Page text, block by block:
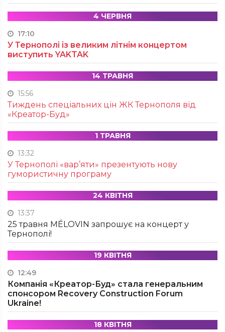
4 ЧЕРВНЯ
17:10
У Тернополі із великим літнім концертом
виступить YAKTAK
14 ТРАВНЯ
15:56
Тиждень спеціальних цін ЖК Тернополя від
«Креатор-Буд»
1 ТРАВНЯ
13:32
У Тернополі «вар’яти» презентують нову
гумористичну програму
24 КВІТНЯ
13:37
25 травня MÉLOVIN запрошує на концерт у
Тернополі!
19 КВІТНЯ
12:49
Компанія «Креатор-Буд» стала генеральним
спонсором Recovery Construction Forum
Ukraine!
18 КВІТНЯ